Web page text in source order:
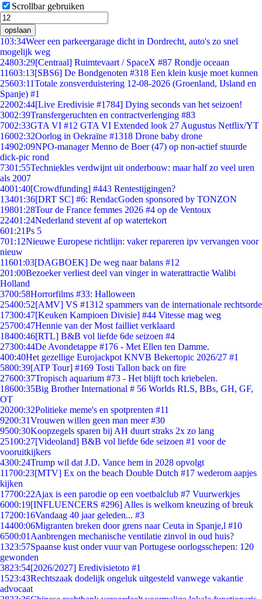
Scrollbar gebruiken
opslaan
103:34Weer een parkeergarage dicht in Dordrecht, auto's zo snel
mogelijk weg
24803:29[Centraal] Ruimtevaart / SpaceX #87 Rondje oceaan
11603:13[SBS6] De Bondgenoten #318 Een klein kusje moet kunnen
25603:11Totale zonsverduistering 12-08-2026 (Groenland, IJsland en
Spanje) #1
22002:44[Live Eredivisie #1784] Dying seconds van het seizoen!
3002:39Transfergeruchten en contractverlenging #83
7002:33GTA VI #12 GTA VI Extended look 27 Augustus Netflix/YT
16002:32Oorlog in Oekraïne #1318 Drone baby drone
14902:09NPO-manager Menno de Boer (47) op non-actief stuurde
dick-pic rond
7301:55Techniekles verdwijnt uit onderbouw: maar half zo veel uren
als 2007
4001:40[Crowdfunding] #443 Rentestijgingen?
13401:36[DRT SC] #6: RendacGoden sponsored by TONZON
19801:28Tour de France femmes 2026 #4 op de Ventoux
22401:24Nederland stevent af op watertekort
601:21Ps 5
701:12Nieuwe Europese richtlijn: vaker repareren ipv vervangen voor
nieuw
11601:03[DAGBOEK] De weg naar balans #12
201:00Bezoeker verliest deel van vinger in waterattractie Walibi
Holland
3700:58Horrorfilms #33: Halloween
25400:52[AMV] VS #1312 spammers van de internationale rechtsorde
17300:47[Keuken Kampioen Divisie] #44 Vitesse mag weg
25700:47Hennie van der Most failliet verklaard
18400:46[RTL] B&B vol liefde 6de seizoen #4
27300:44De Avondetappe #176 - Met Ellen ten Damme.
400:40Het gezellige Eurojackpot KNVB Bekertopic 2026/27 #1
5800:39[ATP Tour] #169 Tosti Tallon back on fire
27600:37Tropisch aquarium #73 - Het blijft toch kriebelen.
18600:35Big Brother International # 56 Worlds RLS, BBs, GH, GF,
OT
20200:32Politieke meme's en spotprenten #11
9200:31Vrouwen willen geen man meer #30
9500:30Koopzegels sparen bij AH duurt straks 2x zo lang
25100:27[Videoland] B&B vol liefde 6de seizoen #1 voor de
vooruitkijkers
4300:24Trump wil dat J.D. Vance hem in 2028 opvolgt
11700:23[MTV] Ex on the beach Double Dutch #17 wederom aapjes
kijken
17700:22Ajax is een parodie op een voetbalclub #7 Vuurwerkjes
6000:19[INFLUENCERS #296] Alles is welkom kneuzing of breuk
17200:16Vandaag 40 jaar geleden... #3
14400:06Migranten breken door grens naar Ceuta in Spanje,l #10
6500:01 Aanbrengen mechanische ventilatie zinvol in oud huis?
1323:57Spaanse kust onder vuur van Portugese oorlogsschepen: 120
gewonden
3823:54[2026/2027] Eredivisietoto #1
1523:43Rechtszaak dodelijk ongeluk uitgesteld vanwege vakantie
advocaat